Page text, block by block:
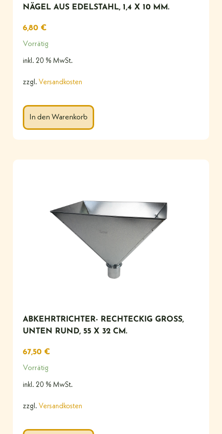
NÄGEL AUS EDELSTAHL, 1,4 X 10 MM.
6,80 €
Vorrätig
inkl. 20 % MwSt.
zzgl. Versandkosten
In den Warenkorb
ABKEHRTRICHTER- RECHTECKIG GROSS, U
NTEN RUND, 55 X 32 CM.
67,50 €
Vorrätig
inkl. 20 % MwSt.
zzgl. Versandkosten